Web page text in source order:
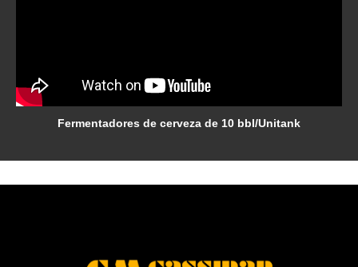
Fermentadores de cerveza de 10 bbl/Unitank